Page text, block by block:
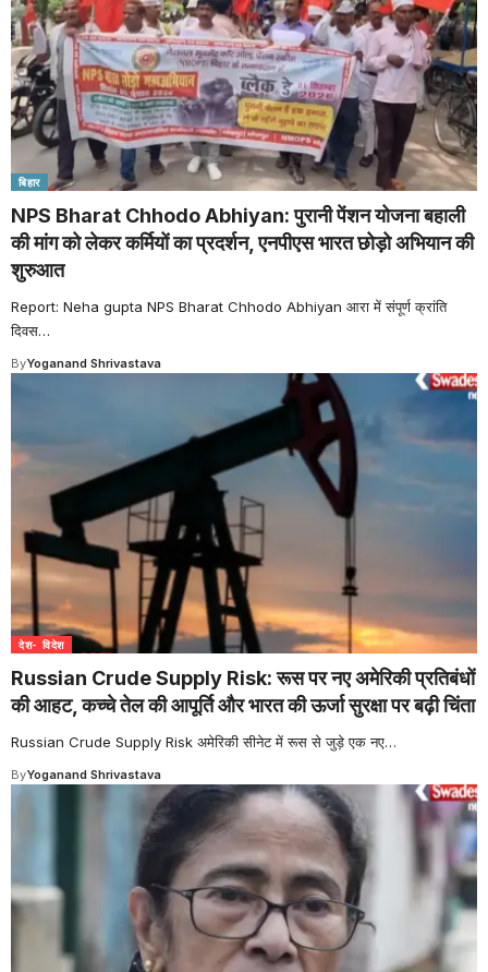
बिहार
NPS Bharat Chhodo Abhiyan: पुरानी पेंशन योजना बहाली
की मांग को लेकर कर्मियों का प्रदर्शन, एनपीएस भारत छोड़ो अभियान की
शुरुआत
Report: Neha gupta NPS Bharat Chhodo Abhiyan आरा में संपूर्ण क्रांति
दिवस…
ByYoganand Shrivastava
देश- विदेश
Russian Crude Supply Risk: रूस पर नए अमेरिकी प्रतिबंधों
की आहट, कच्चे तेल की आपूर्ति और भारत की ऊर्जा सुरक्षा पर बढ़ी चिंता
Russian Crude Supply Risk अमेरिकी सीनेट में रूस से जुड़े एक नए…
ByYoganand Shrivastava